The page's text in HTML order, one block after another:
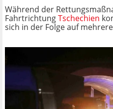
Während der
FahrtrichtungTschechien
sich in der Folge auf